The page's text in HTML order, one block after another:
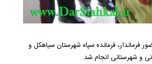
فرماندار، فرمانده سپاه شهرستان سیاهکل و
و شهرستانی انجام شد.